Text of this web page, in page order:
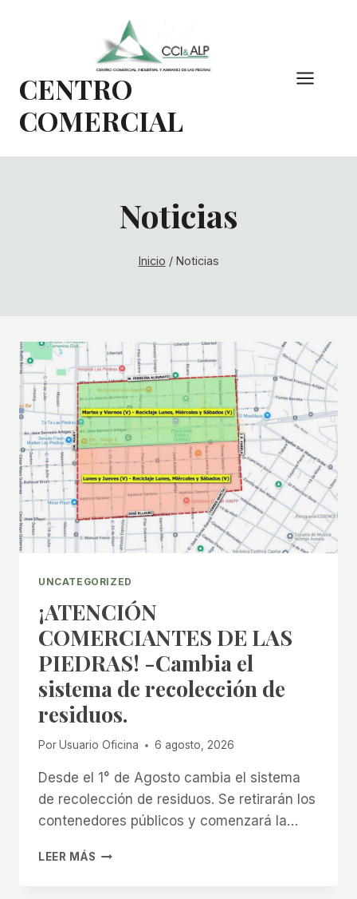
CENTRO
COMERCIAL
Noticias
Inicio / Noticias
UNCATEGORIZED
¡ATENCIÓN
COMERCIANTES DE LAS
PIEDRAS! -Cambia el
sistema de recolección de
residuos.
PorUsuario Oficina 6 agosto, 2026
Desde el 1° de Agosto cambia el sistema
de recolección de residuos. Se retirarán los
contenedores públicos y comenzará la…
LEER MÁS ¡ATENCIÓN